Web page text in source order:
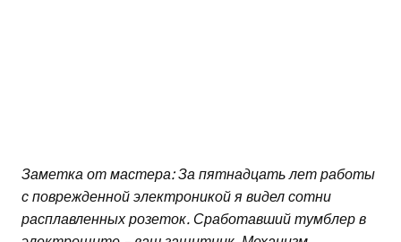
Заметка от мастера: За пятнадцать лет работы
с поврежденной электроникой я видел сотни
расплавленных розеток. Сработавший тумблер в